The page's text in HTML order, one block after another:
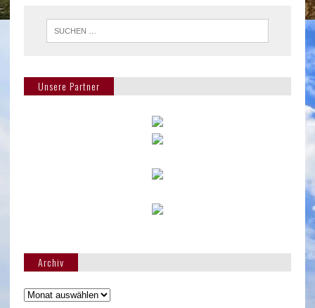
Unsere Partner
Archiv